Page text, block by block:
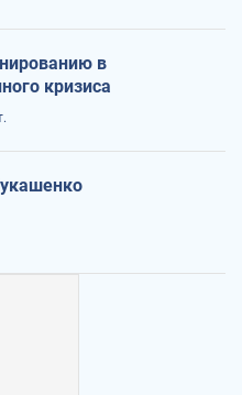
в
кризиса